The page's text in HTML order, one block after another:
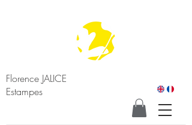
Florence JALICE
Estampes